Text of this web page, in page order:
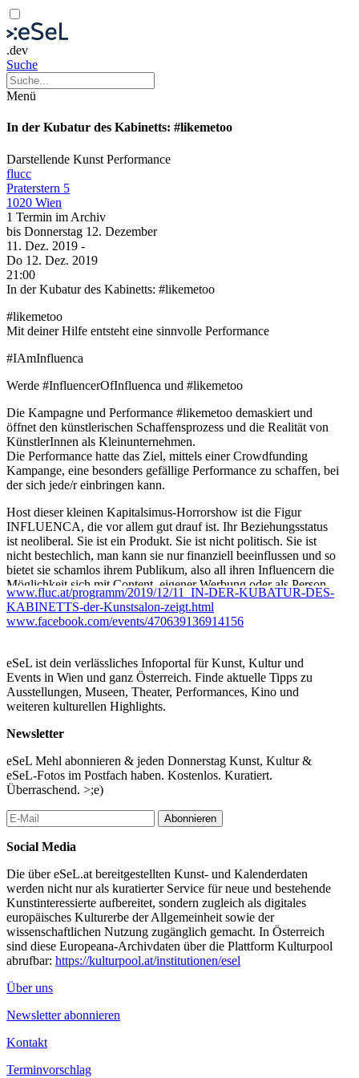
.dev
Suche
Menü
In der Kubatur des Kabinetts: #likemetoo
Darstellende Kunst Performance
flucc
Praterstern 5
1020 Wien
1 Termin im Archiv
bis Donnerstag 12. Dezember
11. Dez. 2019 -
Do 12. Dez. 2019
21:00
In der Kubatur des Kabinetts: #likemetoo
#likemetoo
Mit deiner Hilfe entsteht eine sinnvolle Performance
#IAmInfluenca
Werde #InfluencerOfInfluenca und #likemetoo
Die Kampagne und Performance #likemetoo demaskiert und
öffnet den künstlerischen Schaffensprozess und die Realität von
KünstlerInnen als Kleinunternehmen.
Die Performance hatte das Ziel, mittels einer Crowdfunding
Kampange, eine besonders gefällige Performance zu schaffen, bei
der sich jede/r einbringen kann.
Host dieser kleinen Kapitalsimus-Horrorshow ist die Figur
INFLUENCA, die vor allem gut drauf ist. Ihr Beziehungsstatus
ist neoliberal. Sie ist ein Produkt. Sie ist nicht politisch. Sie ist
nicht bestechlich, man kann sie nur finanziell beeinflussen und so
bietet sie schamlos ihrem Publikum, also all ihren Influencern die
Möglichkeit sich mit Content, eigener Werbung oder als Person
bzw. KünstlerIn in die Performance mittels einer Kampagne zu
platzieren.
wo anders auf. Im Moment lebt sie als @realinfluenca
hauptsächlich auf INSTAGRAM.
Influenca JETZT.jpg
#CharityChristmas Special!
FOR FREE! Nutze die Bühne um dich und dein Projekt zu
bewerben!
-> Eine LogoBestattung auf dem #LogoCemetery (Normal-Preis
€ 66,66)
Reihe dich ein in die prominente Liste der Logo-BestatterInnen:
Logo 1/66: KundIn: Internet; Logo: FPÖ
Logo 2/66: KundIn: Theater Rampe; Logo: Stadt der Frauen
Logo 3/66: KundIn: Jos Diegel; Logo: Deutscher
Verfassungsschutz
Logo 4/66: KundIn: Hans Ruder; Logo: FocusReha
Logo 5/66: KundIn: KÖR Tirol; Logo: KÖR Tirol
Logo 6/66: KundIn: Kunsthaus Graz; Logo: altes Kunsthaus
Graz Logo
Die Dokumentationen werden auf Anfrage zugänglich gemacht
und werden zu Kunst/ausgestellt
#KillYourIdolsNow #LogoBestattung am #PraterStern
Sie möchten Abschied von dem Logo Ihrer Firma, einer
Institution oder eines Großkonzerns nehmen?
in einem ehrenwerten Rahmen.
Im Angebot befinden sich alle gängigen Bestattungsarten im
www.fluc.at/programm/2019/12/11_IN-DER-KUBATUR-DES-
KABINETTS-der-Kunstsalon-zeigt.html
www.facebook.com/events/470639136914156
eSeL ist dein verlässliches Infoportal für Kunst, Kultur und
Events in Wien und ganz Österreich. Finde aktuelle Tipps zu
Ausstellungen, Museen, Theater, Performances, Kino und
weiteren kulturellen Highlights.
Newsletter
eSeL Mehl abonnieren & jeden Donnerstag Kunst, Kultur &
eSeL-Fotos im Postfach haben. Kostenlos. Kuratiert.
Überraschend. >;e)
Abonnieren
Social Media
Die über eSeL.at bereitgestellten Kunst- und Kalenderdaten
werden nicht nur als kuratierter Service für neue und bestehende
Kunstinteressierte aufbereitet, sondern zugleich als digitales
europäisches Kulturerbe der Allgemeinheit sowie der
wissenschaftlichen Nutzung zugänglich gemacht. In Österreich
sind diese Europeana-Archivdaten über die Plattform Kulturpool
abrufbar: https://kulturpool.at/institutionen/esel
Über uns
Newsletter abonnieren
Kontakt
Terminvorschlag